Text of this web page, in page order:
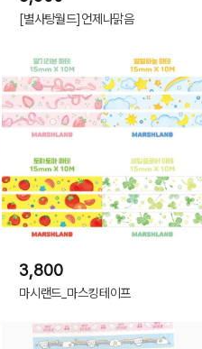
[별사탕월드]언제나맑음
3,800
마시랜드_마스킹테이프